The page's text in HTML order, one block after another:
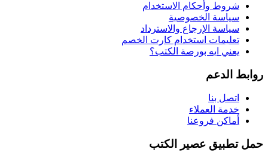
شروط وأحكام الاستخدام
سياسة الخصوصية
سياسة الإرجاع والاسترداد
تعليمات استخدام كارت الخصم
يعني ايه بورصة الكتب؟
روابط الدعم
اتصل بنا
خدمة العملاء
أماكن فروعنا
حمل تطبيق عصير الكتب